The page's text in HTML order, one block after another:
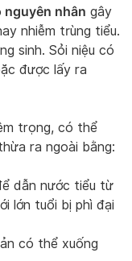
nguyên nhân gây
nhiễm trùng tiểu.
sinh. Sỏi niệu có
được lấy ra
trọng, có thể
ra ngoài bằng:
dẫn nước tiểu từ
lớn tuổi bị phì đại
có thể xuống